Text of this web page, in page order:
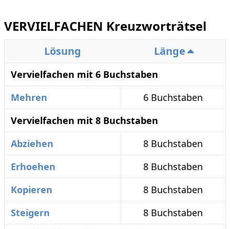
VERVIELFACHEN Kreuzworträtsel
Lösung Länge
Vervielfachen mit 6 Buchstaben
Mehren
6 Buchstaben
Vervielfachen mit 8 Buchstaben
Abziehen
8 Buchstaben
Erhoehen
8 Buchstaben
Kopieren
8 Buchstaben
Steigern
8 Buchstaben